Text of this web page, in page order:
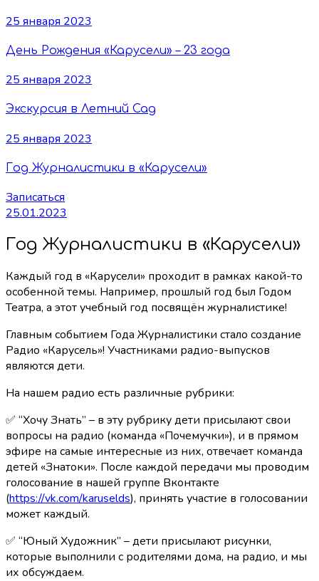
25 января 2023
День Рождения «Карусели» – 23 года
25 января 2023
Экскурсия в Летний Сад
25 января 2023
Год Журналистики в «Карусели»
Записаться
25.01.2023
Год Журналистики в «Карусели»
Каждый год в «Карусели» проходит в рамках какой-то
особенной темы. Например, прошлый год был Годом
Театра, а этот учебный год посвящён журналистике!
Главным событием Года Журналистики стало создание
Радио «Карусель»! Участниками радио-выпусков
являются дети.
На нашем радио есть различные рубрики:
✅ “Хочу Знать” – в эту рубрику дети присылают свои
вопросы на радио (команда «Почемучки»), и в прямом
эфире на самые интересные из них, отвечает команда
детей «Знатоки». После каждой передачи мы проводим
голосование в нашей группе Вконтакте
(https://vk.com/karuselds), принять участие в голосовании
может каждый.
✅ “Юный Художник” – дети присылают рисунки,
которые выполнили с родителями дома, на радио, и мы
их обсуждаем.